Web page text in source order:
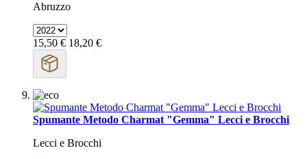
Abruzzo
15,50 € 18,20 €
Spumante Metodo Charmat "Gemma" Lecci e Brocchi
Lecci e Brocchi